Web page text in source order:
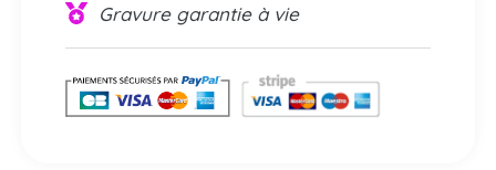
Gravure garantie à vie